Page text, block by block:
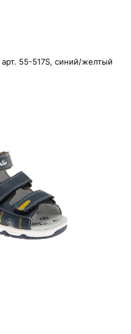
55-517S, синий/желтый